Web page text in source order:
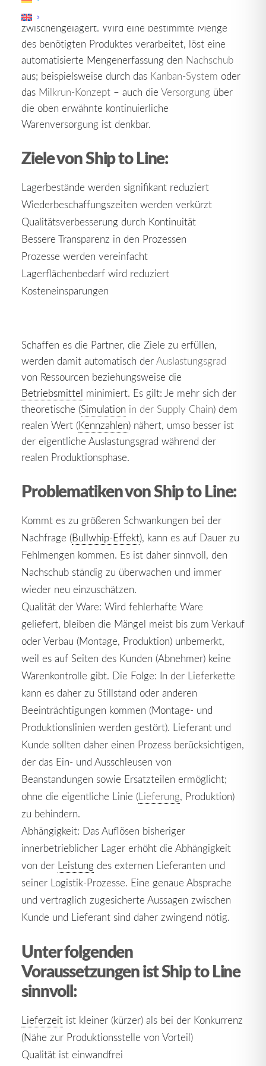
vereinnahmt und nicht auf Vorrat
zwischengelagert. Wird eine bestimmte Menge
des benötigten Produktes verarbeitet, löst eine
automatisierte Mengenerfassung den Nachschub
aus; beispielsweise durch das Kanban-System oder
das Milkrun-Konzept – auch die Versorgung über
die oben erwähnte kontinuierliche
Warenversorgung ist denkbar.
Ziele von Ship to Line:
Lagerbestände werden signifikant reduziert
Wiederbeschaffungszeiten werden verkürzt
Qualitätsverbesserung durch Kontinuität
Bessere Transparenz in den Prozessen
Prozesse werden vereinfacht
Lagerflächenbedarf wird reduziert
Kosteneinsparungen
Schaffen es die Partner, die Ziele zu erfüllen,
werden damit automatisch derAuslastungsgrad
von Ressourcen beziehungsweise die
Betriebsmittel minimiert. Es gilt: Je mehr sich der
theoretische (Simulation in der Supply Chain) dem
realen Wert (Kennzahlen) nähert, umso besser ist
der eigentliche Auslastungsgrad während der
realen Produktionsphase.
Problematiken von Ship to Line:
Kommt es zu größeren Schwankungen bei der
Nachfrage (Bullwhip-Effekt), kann es auf Dauer zu
Fehlmengen kommen. Es ist daher sinnvoll, den
Nachschub ständig zu überwachen und immer
wieder neu einzuschätzen.
Qualität der Ware: Wird fehlerhafte Ware
geliefert, bleiben die Mängel meist bis zum Verkauf
oder Verbau (Montage, Produktion) unbemerkt,
weil es auf Seiten des Kunden (Abnehmer) keine
Warenkontrolle gibt. Die Folge: In der Lieferkette
kann es daher zu Stillstand oder anderen
Beeinträchtigungen kommen (Montage- und
Produktionslinien werden gestört). Lieferant und
Kunde sollten daher einen Prozess berücksichtigen,
der das Ein- und Ausschleusen von
Beanstandungen sowie Ersatzteilen ermöglicht;
ohne die eigentliche Linie (Lieferung, Produktion)
zu behindern.
Abhängigkeit: Das Auflösen bisheriger
innerbetrieblicher Lager erhöht die Abhängigkeit
von der Leistung des externen Lieferanten und
seiner Logistik-Prozesse. Eine genaue Absprache
und vertraglich zugesicherte Aussagen zwischen
Kunde und Lieferant sind daher zwingend nötig.
Unter folgenden
Voraussetzungen ist Ship to Line
sinnvoll:
Lieferzeit ist kleiner (kürzer) als bei der Konkurrenz
(Nähe zur Produktionsstelle von Vorteil)
Qualität ist einwandfrei